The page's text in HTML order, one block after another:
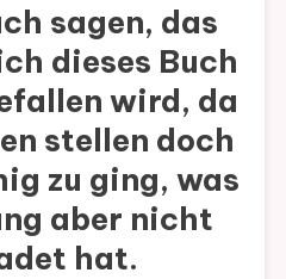
sagen, das
dieses Buch
wird, da
stellen doch
zu ging, was
aber nicht
hat.